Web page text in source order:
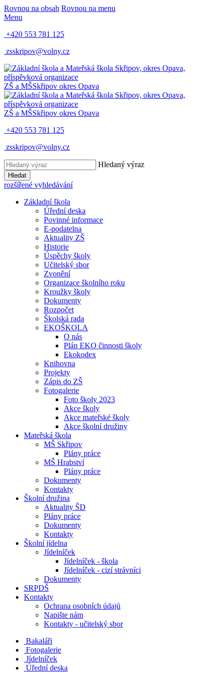
Rovnou na obsah Rovnou na menu
Menu
+420 553 781 125
zsskripov@volny.cz
ZŠ a MŠSkřipov okres Opava
ZŠ a MŠSkřipov okres Opava
+420 553 781 125
zsskripov@volny.cz
Hledaný výraz
Hledat
rozšířené vyhledávání
Základní škola
Úřední deska
Povinné informace
E-podatelna
Aktuality ZŠ
Historie
Úspěchy školy
Učitelský sbor
Zvonění
Organizace školního roku
Kroužky školy
Dokumenty
Rozpočet
Školská rada
EKOŠKOLA
O nás
Plán EKO činnosti školy
Ekokodex
Knihovna
Projekty
Zápis do ZŠ
Fotogalerie
Foto školy 2023
Akce školy
Akce mateřské školy
Akce školní družiny
Mateřská škola
MŠ Skřipov
Plány práce
MŠ Hrabství
Plány práce
Dokumenty
Kontakty
Školní družina
Aktuality ŠD
Plány práce
Dokumenty
Kontakty
Školní jídelna
Jídelníček
Jídelníček - škola
Jídelníček - cizí strávníci
Dokumenty
SRPDŠ
Kontakty
Ochrana osobních údajů
Napište nám
Kontakty - učitelský sbor
Bakaláři
Fotogalerie
Jídelníček
Úřední deska